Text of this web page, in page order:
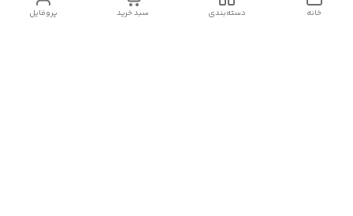
پروفایل سبد خرید دسته‌بندی خانه